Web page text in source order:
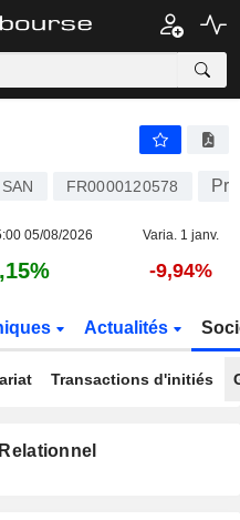
SAN FR0000120578
05/08/2026 Varia. 1 janv.
-9,94%
Actualités
Transactions d'initiés